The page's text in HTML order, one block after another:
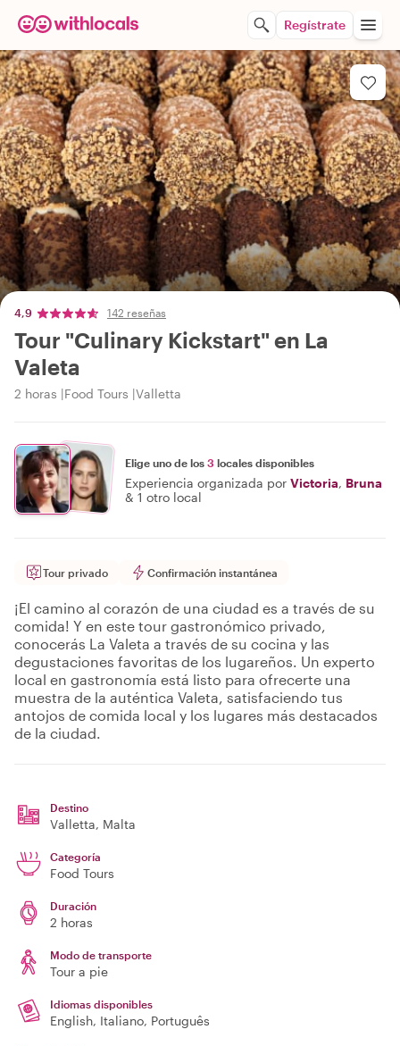
Regístrate
4,9 142 reseñas
Tour "Culinary Kickstart" en La
Valeta
2 horas Food Tours Valletta
Elige uno de los 3 locales disponibles
Experiencia organizada por Victoria, Bruna
& 1 otro local
Tour privado Confirmación instantánea
¡El camino al corazón de una ciudad es a través de su
comida! Y en este tour gastronómico privado,
conocerás La Valeta a través de su cocina y las
degustaciones favoritas de los lugareños. Un experto
local en gastronomía está listo para ofrecerte una
muestra de la auténtica Valeta, satisfaciendo tus
antojos de comida local y los lugares más destacados
de la ciudad.
Destino
Valletta, Malta
Categoría
Food Tours
Duración
2 horas
Modo de transporte
Tour a pie
Idiomas disponibles
English, Italiano, Português